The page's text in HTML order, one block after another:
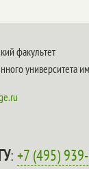
факультет
университета
:+7 (495)